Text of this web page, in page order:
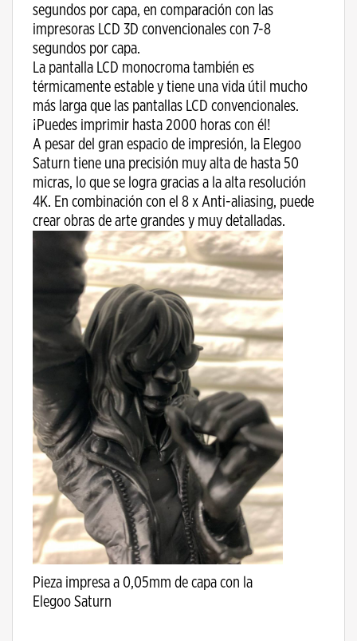
segundos por capa, en comparación con las
impresoras LCD 3D convencionales con 7-8
segundos por capa.
La pantalla LCD monocroma también es
térmicamente estable y tiene una vida útil mucho
más larga que las pantallas LCD convencionales.
¡Puedes imprimir hasta 2000 horas con él!
A pesar del gran espacio de impresión, la Elegoo
Saturn tiene una precisión muy alta de hasta 50
micras, lo que se logra gracias a la alta resolución
4K. En combinación con el 8 x Anti-aliasing, puede
crear obras de arte grandes y muy detalladas.
Pieza impresa a 0,05mm de capa con la
Elegoo Saturn